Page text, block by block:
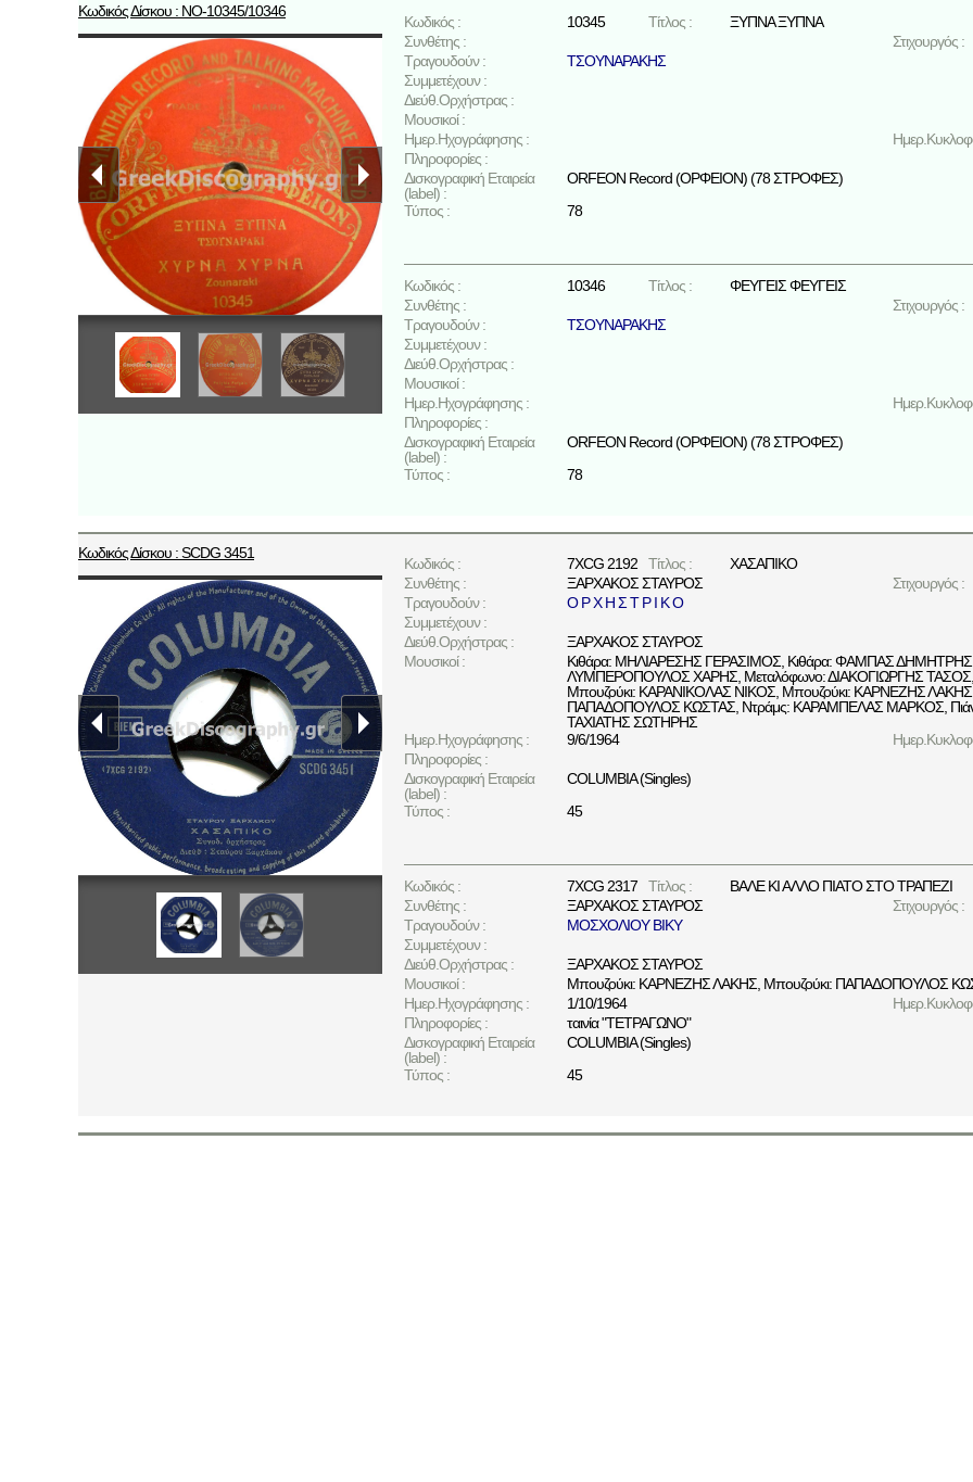
Κωδικός Δίσκου : NO-10345/10346
Κωδικός : 10345 Τίτλος :
ΞΥΠΝΑ ΞΥΠΝΑ
Συνθέτης :
Στιχουργός :
Τραγουδούν :
ΤΣΟΥΝΑΡΑΚΗΣ
Συμμετέχουν :
Διεύθ.Ορχήστρας :
Μουσικοί :
Ημερ.Ηχογράφησης :
Πληροφορίες :
Δισκογραφική Εταιρεία
(label) :
ORFEON Record (ΟΡΦΕΙΟΝ) (78 ΣΤΡΟΦΕΣ)
Τύπος :
78
Κωδικός : 10346 Τίτλος :
ΦΕΥΓΕΙΣ ΦΕΥΓΕΙΣ
Συνθέτης :
Στιχουργός :
Τραγουδούν :
ΤΣΟΥΝΑΡΑΚΗΣ
Συμμετέχουν :
Διεύθ.Ορχήστρας :
Μουσικοί :
Ημερ.Ηχογράφησης :
Πληροφορίες :
Δισκογραφική Εταιρεία
(label) :
ORFEON Record (ΟΡΦΕΙΟΝ) (78 ΣΤΡΟΦΕΣ)
Τύπος :
78
Κωδικός Δίσκου : SCDG 3451
Κωδικός : 7XCG 2192 Τίτλος :
ΧΑΣΑΠΙΚΟ
Συνθέτης :
ΞΑΡΧΑΚΟΣ ΣΤΑΥΡΟΣ
Στιχουργός :
Τραγουδούν :
Ο Ρ Χ Η Σ Τ Ρ Ι Κ Ο
Συμμετέχουν :
Διεύθ.Ορχήστρας :
ΞΑΡΧΑΚΟΣ ΣΤΑΥΡΟΣ
Μουσικοί :
Κιθάρα: ΜΗΛΙΑΡΕΣΗΣ ΓΕΡΑΣΙΜΟΣ, Κιθάρα: ΦΑΜΠΑΣ ΔΗΜΗΤΡΗΣ,
ΛΥΜΠΕΡΟΠΟΥΛΟΣ ΧΑΡΗΣ, Μεταλόφωνο: ΔΙΑΚΟΓΙΩΡΓΗΣ
Μπουζούκι: ΚΑΡΑΝΙΚΟΛΑΣ ΝΙΚΟΣ, Μπουζούκι: ΚΑΡΝΕΖΗΣ
ΠΑΠΑΔΟΠΟΥΛΟΣ ΚΩΣΤΑΣ, Ντράμς: ΚΑΡΑΜΠΕΛΑΣ ΜΑΡΚΟΣ,
ΤΑΧΙΑΤΗΣ ΣΩΤΗΡΗΣ
Ημερ.Ηχογράφησης :
9/6/1964
Πληροφορίες :
Δισκογραφική Εταιρεία
(label) :
COLUMBIA (Singles)
Τύπος :
45
Κωδικός : 7XCG 2317 Τίτλος :
ΒΑΛΕ ΚΙ ΑΛΛΟ ΠΙΑΤΟ ΣΤΟ ΤΡΑΠΕΖΙ
Συνθέτης :
ΞΑΡΧΑΚΟΣ ΣΤΑΥΡΟΣ Στιχουργός :
Τραγουδούν :
ΜΟΣΧΟΛΙΟΥ ΒΙΚΥ
Συμμετέχουν :
Διεύθ.Ορχήστρας :
ΞΑΡΧΑΚΟΣ ΣΤΑΥΡΟΣ
Μουσικοί :
Μπουζούκι: ΚΑΡΝΕΖΗΣ ΛΑΚΗΣ, Μπουζούκι: ΠΑΠΑΔΟΠΟΥΛΟΣ
Ημερ.Ηχογράφησης :
1/10/1964
Πληροφορίες :
ταινία "ΤΕΤΡΑΓΩΝΟ"
Δισκογραφική Εταιρεία
(label) :
COLUMBIA (Singles)
Τύπος :
45